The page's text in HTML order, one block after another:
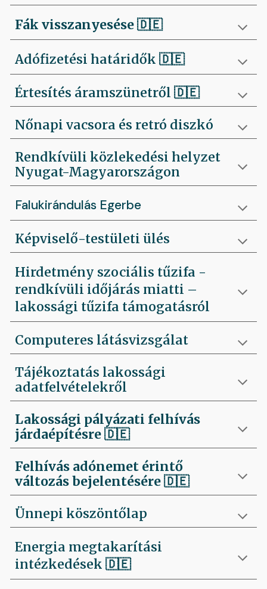
Fák visszanyesése🇩🇪
Adófizetési határidők 🇩🇪
Értesítés áramszünetről 🇩🇪
Nőnapi vacsora és retró diszkó
Rendkívüli közlekedési helyzet
Nyugat-Magyarországon
Falukirándulás Egerbe
Képviselő-testületi ülés
Hirdetmény szociális tűzifa -
rendkívüli időjárás miatti –
lakossági tűzifa támogatásról
Computeres látásvizsgálat
Tájékoztatás lakossági
adatfelvételekről
Lakossági pályázati felhívás
járdaépítésre🇩🇪
Felhívás adónemet érintő
változás bejelentésére 🇩🇪
Ünnepi köszöntőlap
Energia megtakarítási
intézkedések 🇩🇪